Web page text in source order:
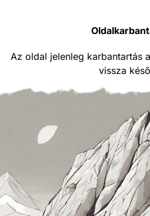
Az oldal jelenleg karbantartás
vissza